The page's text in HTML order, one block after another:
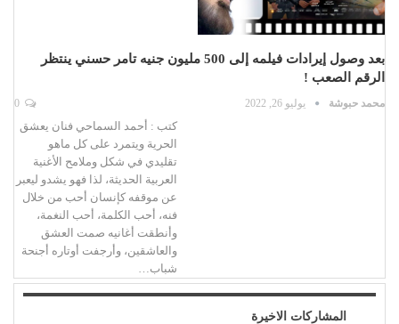
بعد وصول إيرادات فيلمه إلى 500 مليون جنيه تامر حسني ينتظر
الرقم الصعب !
محمد حبوشة يوليو 26, 2022
كتب : أحمد السماحي فنان يعشق
الحرية ويتمرد على كل ماهو
تقليدي في شكل وملامح الأغنية
العربية الحديثة، لذا فهو يشدو ليعبر
عن موقفه كإنسان أحب من خلال
فنه، أحب الكلمة، أحب النغمة،
وأنطقت أغانيه صمت العشق
والعاشقين، وأرجفت أوتاره أجنحة
شباب…
المشاركات الاخيرة